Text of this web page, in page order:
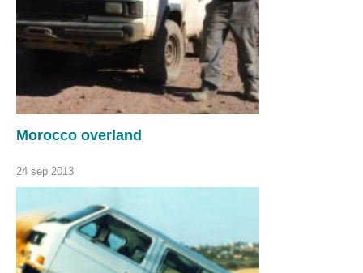
Morocco overland
24 sep 2013